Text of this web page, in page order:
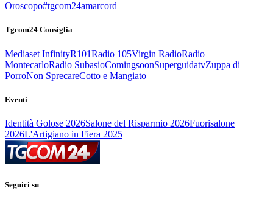
Oroscopo#tgcom24amarcord
Tgcom24 Consiglia
Mediaset InfinityR101Radio 105Virgin RadioRadio
MontecarloRadio SubasioComingsoonSuperguidatvZuppa di
PorroNon SprecareCotto e Mangiato
Eventi
Identità Golose 2026Salone del Risparmio 2026Fuorisalone
2026L'Artigiano in Fiera 2025
Seguici su